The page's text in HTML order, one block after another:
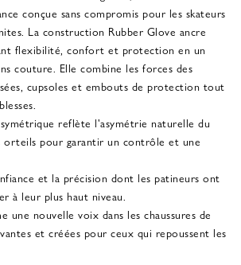
conçue sans compromis pour les skateurs
La construction Rubber Glove ancre
flexibilité, confort et protection en un
couture. Elle combine les forces des
cupsoles et embouts de protection tout
reflète l'asymétrie naturelle du
orteils pour garantir un contrôle et une
et la précision dont les patineurs ont
à leur plus haut niveau.
une nouvelle voix dans les chaussures de
et créées pour ceux qui repoussent les